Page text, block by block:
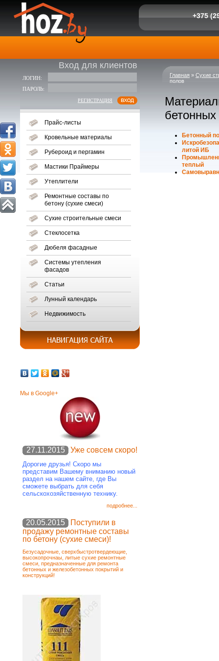
+375
Вход для клиентов
ЛОГИН:
ПАРОЛЬ:
РЕГИСТРАЦИЯ
Прайс-листы
Кровельные материалы
Рубероид и пергамин
Мастики Праймеры
Утеплители
Ремонтные составы по
бетону (сухие смеси)
Сухие строительные смеси
Стеклосетка
Дюбеля фасадные
Системы утепления
фасадов
Статьи
Лунный календарь
Недвижимость
Мы в Google+
27.11.2015 Уже совсем скоро!
Дорогие друзья! Скоро мы
представим Вашему вниманию новый
раздел на нашем сайте, где Вы
сможете выбрать для себя
сельскохозяйственную технику.
подробнее...
20.05.2015
Поступили в
продажу ремонтные составы
по бетону (сухие смеси)!
Безусадочные, сверхбыстротвердеющие,
высокопрочнаы, литые сухие ремонтные
смеси, предназначенные для ремонта
бетонных и железобетонных покрытий и
конструкций!
Главная » Сухие
полов
Бетонный
литой ИБ
теплый